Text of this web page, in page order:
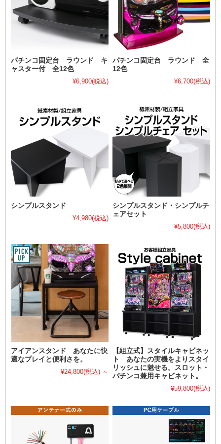
パチンコ固定台 ラウンド キ
ャスター付 全12色
¥6,900(税込)
パチンコ固定台 ラウンド 全
12色
¥6,700(税込)
シンプルスタンド
¥4,980(税込)
シンプルスタンド・シンプルチ
ェアセット
¥5,800(税込)
アイアンスタンド あなたに快
適なプレイと便利さを。
¥24,800(税込) ～
【組立式】スタイルキャビネッ
ト あなたの実機をよりスタイ
リッシュに魅せる。スロット・
パチンコ兼用キャビネット。
¥59,800(税込)